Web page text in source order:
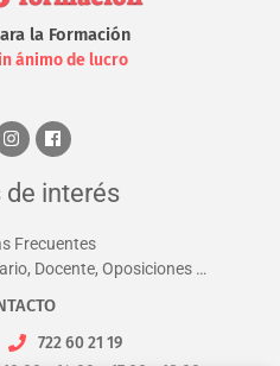
la Formación
ánimo de lucro
de interés
Frecuentes
Docente, Oposiciones …
722 60 21 19